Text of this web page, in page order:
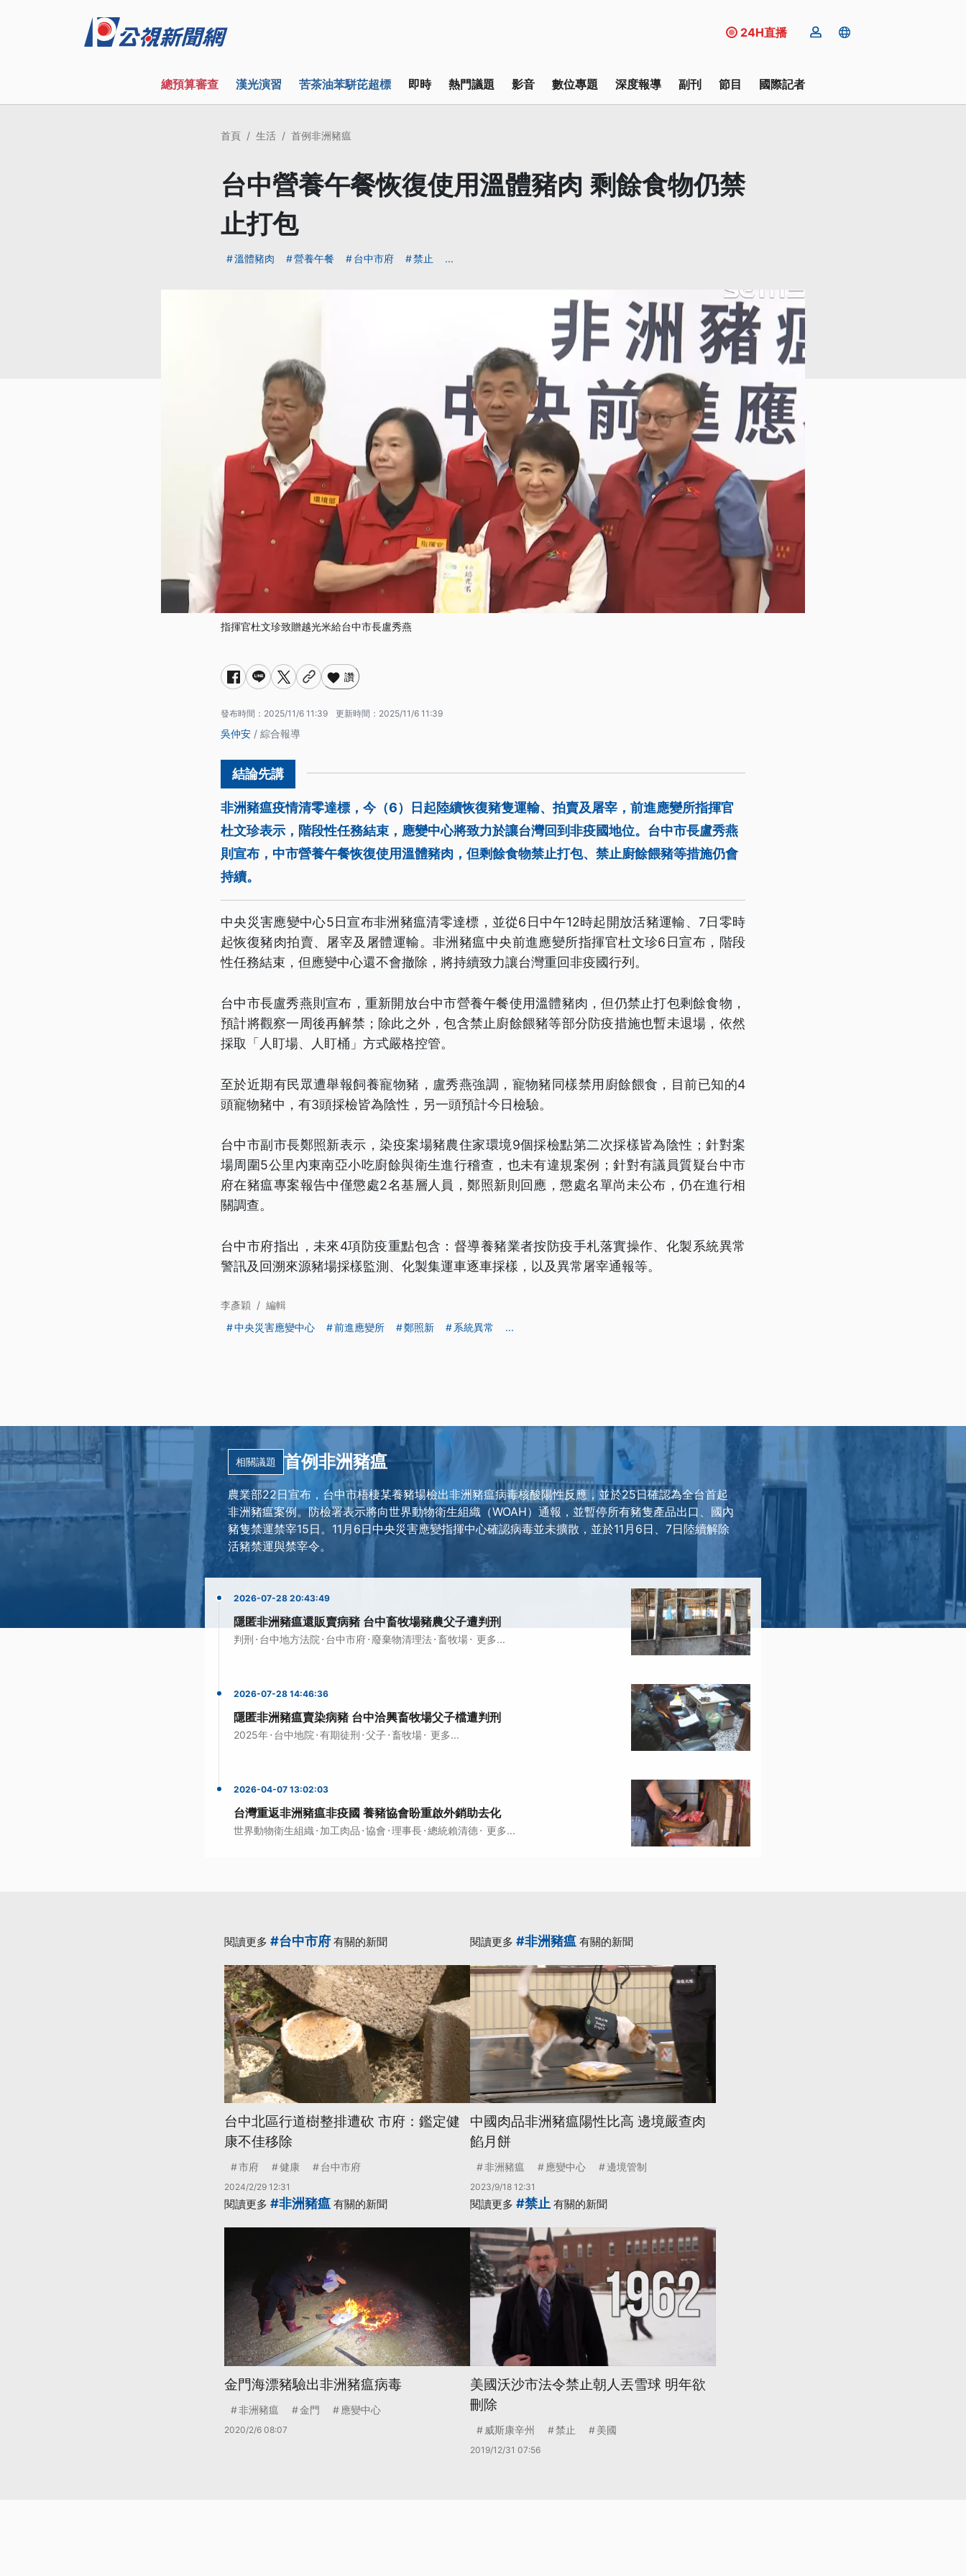
24H直播
總預算審查 漢光演習 苦茶油苯駢芘超標 即時 熱門議題 影音 數位專題 深度報導 副刊 節目 國際記者
首頁 生活 首例非洲豬瘟
台中營養午餐恢復使用溫體豬肉 剩餘食物仍禁
止打包
溫體豬肉 營養午餐 台中市府 禁止 ...
指揮官杜文珍致贈越光米給台中市長盧秀燕
讚
發布時間： 2025/11/6 11:39 更新時間： 2025/11/6 11:39
吳仲安 / 綜合報導
非洲豬瘟疫情清零達標，今（6）日起陸續恢復豬隻運輸、拍賣及屠宰，前進應變所指揮官
杜文珍表示，階段性任務結束，應變中心將致力於讓台灣回到非疫國地位。台中市長盧秀燕
則宣布，中市營養午餐恢復使用溫體豬肉，但剩餘食物禁止打包、禁止廚餘餵豬等措施仍會
持續。
中央災害應變中心5日宣布非洲豬瘟清零達標，並從6日中午12時起開放活豬運輸、7日零時
起恢復豬肉拍賣、屠宰及屠體運輸。非洲豬瘟中央前進應變所指揮官杜文珍6日宣布，階段
性任務結束，但應變中心還不會撤除，將持續致力讓台灣重回非疫國行列。
台中市長盧秀燕則宣布，重新開放台中市營養午餐使用溫體豬肉，但仍禁止打包剩餘食物，
預計將觀察一周後再解禁；除此之外，包含禁止廚餘餵豬等部分防疫措施也暫未退場，依然
採取「人盯場、人盯桶」方式嚴格控管。
至於近期有民眾遭舉報飼養寵物豬，盧秀燕強調，寵物豬同樣禁用廚餘餵食，目前已知的4
頭寵物豬中，有3頭採檢皆為陰性，另一頭預計今日檢驗。
台中市副市長鄭照新表示，染疫案場豬農住家環境9個採檢點第二次採樣皆為陰性；針對案
場周圍5公里內東南亞小吃廚餘與衛生進行稽查，也未有違規案例；針對有議員質疑台中市
府在豬瘟專案報告中僅懲處2名基層人員，鄭照新則回應，懲處名單尚未公布，仍在進行相
關調查。
台中市府指出，未來4項防疫重點包含：督導養豬業者按防疫手札落實操作、化製系統異常
警訊及回溯來源豬場採樣監測、化製集運車逐車採樣，以及異常屠宰通報等。
李彥穎 / 編輯
中央災害應變中心
前進應變所 鄭照新 系統異常 ...
相關議題 首例非洲豬瘟
農業部22日宣布，台中市梧棲某養豬場檢出非洲豬瘟病毒核酸陽性反應，並於25日確認為全台首起
非洲豬瘟案例。防檢署表示將向世界動物衛生組織（WOAH）通報，並暫停所有豬隻產品出口、國內
豬隻禁運禁宰15日。11月6日中央災害應變指揮中心確認病毒並未擴散，並於11月6日、7日陸續解除
活豬禁運與禁宰令。
2026-07-28 20:43:49
隱匿非洲豬瘟還販賣病豬 台中畜牧場豬農父子遭判刑
判刑 · 台中地方法院 · 台中市府· 廢棄物清理法·畜牧場· 更多...
2026-07-28 14:46:36
隱匿非洲豬瘟賣染病豬 台中洽興畜牧場父子檔遭判刑
2025年· 台中地院 ·有期徒刑 ·父子·畜牧場· 更多...
2026-04-07 13:02:03
台灣重返非洲豬瘟非疫國 養豬協會盼重啟外銷助去化
世界動物衛生組織 · 加工肉品 ·協會 ·理事長·總統賴清德· 更多...
閱讀更多 #台中市府 有關的新聞
台中北區行道樹整排遭砍 市府：鑑定健
康不佳移除
市府 健康 台中市府
2024/2/29 12:31
閱讀更多 #非洲豬瘟 有關的新聞
中國肉品非洲豬瘟陽性比高 邊境嚴查肉
餡月餅
非洲豬瘟 應變中心 邊境管制
2023/9/18 12:31
閱讀更多 #非洲豬瘟 有關的新聞
金門海漂豬驗出非洲豬瘟病毒
非洲豬瘟 金門 應變中心
2020/2/6 08:07
閱讀更多 #禁止 有關的新聞
美國沃沙市法令禁止朝人丟雪球 明年欲
刪除
威斯康辛州 禁止 美國
2019/12/31 07:56